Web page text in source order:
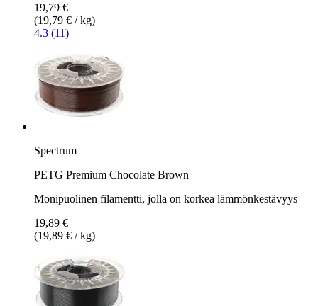
19,79 €
(19,79 € / kg)
4.3 (11)
Spectrum
PETG Premium Chocolate Brown
Monipuolinen filamentti, jolla on korkea lämmönkestävyys
19,89 €
(19,89 € / kg)